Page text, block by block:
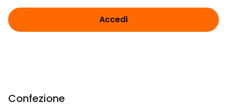
Accedi
Confezione